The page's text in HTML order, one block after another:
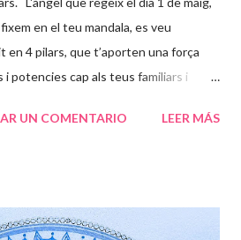
en el teu mandala, es veu
4 pilars, que t’aporten una força
i potencies cap als teus familiars i
i molts s’apropen a tu per sentir
interna i externa que s’estén cap a
UN COMENTARIO LEER MÁS